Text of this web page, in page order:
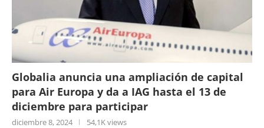
Globalia anuncia una ampliación de capital
para Air Europa y da a IAG hasta el 13 de
diciembre para participar
diciembre 8, 2024 54,1K views